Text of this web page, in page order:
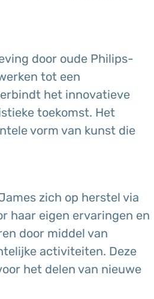
door oude Philips-
tot een
het innovatieve
toekomst. Het
vorm van kunst die
zich op herstel via
haar eigen ervaringen en
door middel van
activiteiten. Deze
het delen van nieuwe